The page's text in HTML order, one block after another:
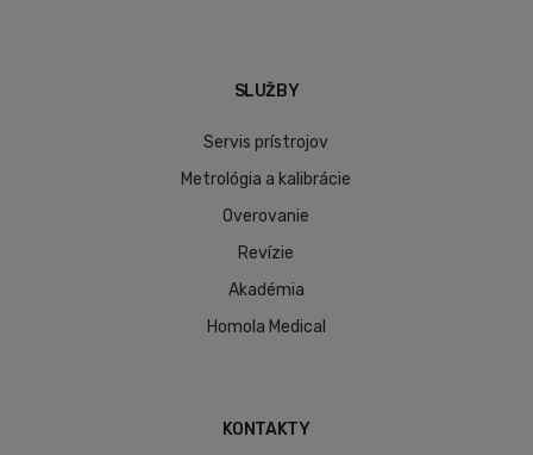
SLUŽBY
Servis prístrojov
Metrológia a kalibrácie
Overovanie
Revízie
Akadémia
Homola Medical
KONTAKTY